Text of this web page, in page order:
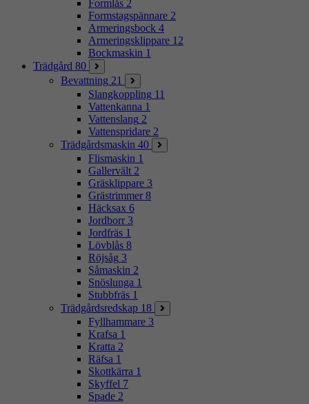
Formlås 2
Formstagspännare 2
Armeringsbock 4
Armeringsklippare 12
Bockmaskin 1
Trädgård 80
Bevattning 21
Slangkoppling 11
Vattenkanna 1
Vattenslang 2
Vattenspridare 2
Trädgårdsmaskin 40
Flismaskin 1
Gallervält 2
Gräsklippare 3
Grästrimmer 8
Häcksax 6
Jordborr 3
Jordfräs 1
Lövblås 8
Röjsåg 3
Såmaskin 2
Snöslunga 1
Stubbfräs 1
Trädgårdsredskap 18
Fyllhammare 3
Krafsa 1
Kratta 2
Räfsa 1
Skottkärra 1
Skyffel 7
Spade 2